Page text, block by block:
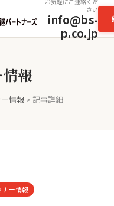
さい
info@bs-
p.co.jp
報
情報 > 記事詳細
ナー情報